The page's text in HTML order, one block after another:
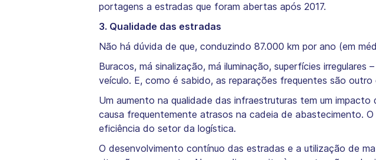
portagens a estradas que foram abertas após 2017.
3. Qualidade das estradas
Não há dúvida de que, conduzindo 87.000 km por ano (em
Buracos, má sinalização, má iluminação, superfícies
veículo. E, como é sabido, as reparações frequentes são
Um aumento na qualidade das infraestruturas tem um
causa frequentemente atrasos na cadeia de abastecimento.
eficiência do setor da logística.
O desenvolvimento contínuo das estradas e a utilização de